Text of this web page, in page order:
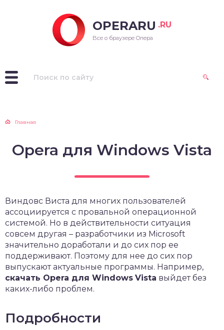
OPERARU .RU
Все о браузере Опера
Главная
Opera для Windows Vista
Виндовс Виста для многих пользователей
ассоциируется с провальной операционной
системой. Но в действительности ситуация
совсем другая – разработчики из Microsoft
значительно доработали и до сих пор ее
поддерживают. Поэтому для нее до сих пор
выпускают актуальные программы. Например,
скачать Opera для Windows Vista выйдет без
каких-либо проблем.
Подробности
для Windows
для Linux